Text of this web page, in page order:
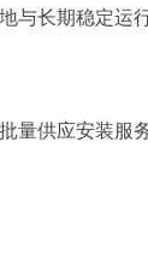
与长期稳定运行
供应安装